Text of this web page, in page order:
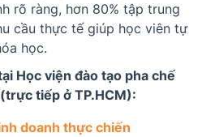
rõ ràng, hơn 80% tập trung
cầu thực tế giúp học viên tự
học.
Học viện đào tạo pha chế
(trực tiếp ở TP.HCM):
doanh thực chiến